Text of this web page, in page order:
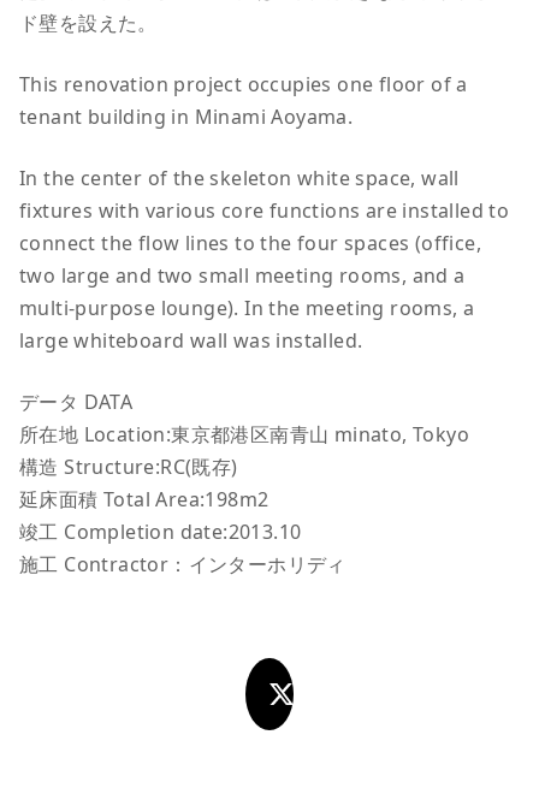
ド壁を設えた。
This renovation project occupies one floor of a
tenant building in Minami Aoyama.
In the center of the skeleton white space, wall
fixtures with various core functions are installed to
connect the flow lines to the four spaces (office,
two large and two small meeting rooms, and a
multi-purpose lounge). In the meeting rooms, a
large whiteboard wall was installed.
データ DATA
所在地 Location:東京都港区南青山 minato, Tokyo
構造 Structure:RC(既存)
延床面積 Total Area:198m2
竣工 Completion date:2013.10
施工 Contractor：インターホリディ